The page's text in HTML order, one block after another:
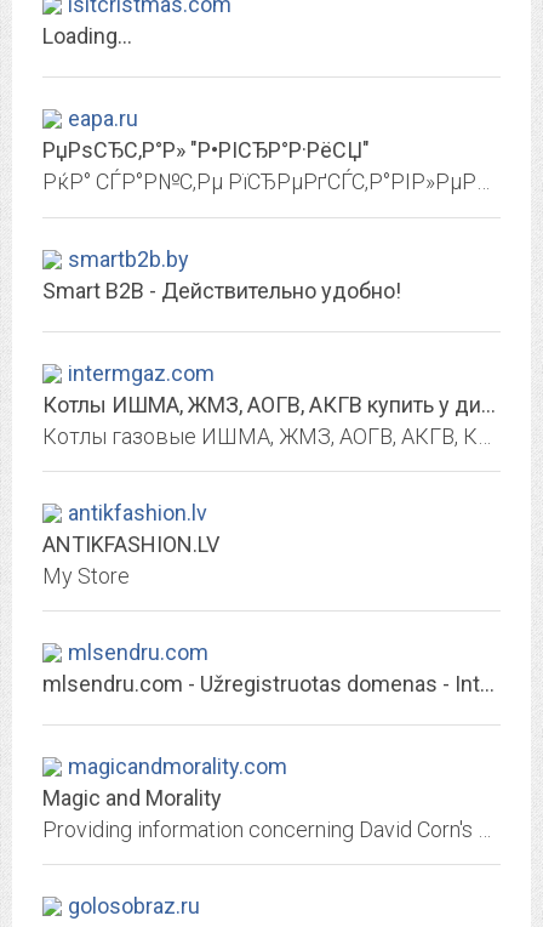
Loading...
eapa.ru
РџРѕСЂС‚Р°Р» "Р•РІСЂР°Р·РёСЏ"
smartb2b.by
Smart B2B - Действительно удобно!
intermgaz.com
Котлы ИШМА, ЖМЗ, АОГВ, АКГВ купить у дилера Интерм
antikfashion.lv
ANTIKFASHION.LV
My Store
mlsendru.com
mlsendru.com - Užregistruotas domenas - Interneto vizija
magicandmorality.com
Magic and Morality
golosobraz.ru